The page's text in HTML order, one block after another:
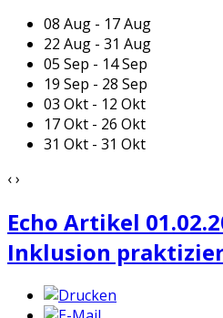
08 Aug - 17 Aug
22 Aug - 31 Aug
05 Sep - 14 Sep
19 Sep - 28 Sep
03 Okt - 12 Okt
17 Okt - 26 Okt
31 Okt - 31 Okt
‹›
Echo Artikel
Inklusion